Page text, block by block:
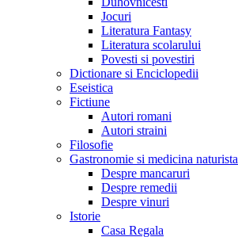
Jocuri
Literatura Fantasy
Literatura scolarului
Povesti si povestiri
Dictionare si Enciclopedii
Eseistica
Fictiune
Autori romani
Autori straini
Filosofie
Gastronomie si medicina naturista
Despre mancaruri
Despre remedii
Despre vinuri
Istorie
Casa Regala